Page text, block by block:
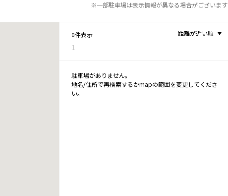
※一部駐車場は表示情報が異なる場合がございます
0件表示
1
距離が近い順
駐車場がありません。
地名/住所で再検索するかmapの範囲を変更してくださ
い。